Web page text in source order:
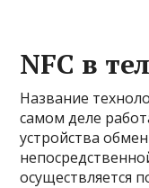
NFC в
Название
самом деле
устройства
осуществляется